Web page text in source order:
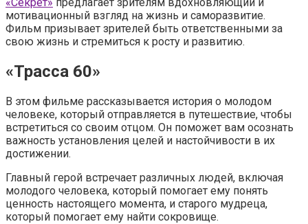
мотивационный взгляд на жизнь и саморазвитие.
Фильм призывает зрителей быть ответственными за
свою жизнь и стремиться к росту и развитию.
«Трасса 60»
В этом фильме рассказывается история о молодом
человеке, который отправляется в путешествие, чтобы
встретиться со своим отцом. Он поможет вам осознать
важность установления целей и настойчивости в их
достижении.
Главный герой встречает различных людей, включая
молодого человека, который помогает ему понять
ценность настоящего момента, и старого мудреца,
который помогает ему найти сокровище.